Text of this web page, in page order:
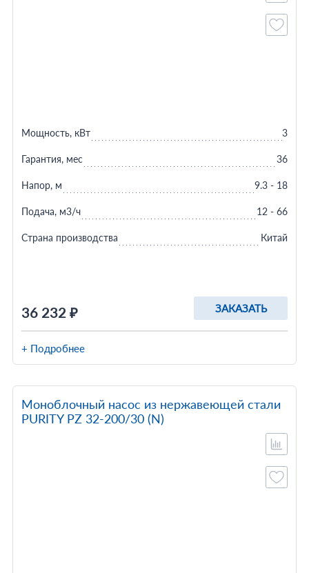
36 232 ₽ ЗАКАЗАТЬ
Мощность, кВт 3
Гарантия, мес 36
Напор, м 9.3 - 18
Подача, м3/ч 12 - 66
Страна производства Китай
+ Подробнее
Моноблочный насос из нержавеющей стали
PURITY PZ 32-200/30 (N)